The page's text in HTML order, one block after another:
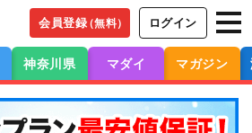
会員登録（無料） ログイン
神奈川県 マダイ マガジン